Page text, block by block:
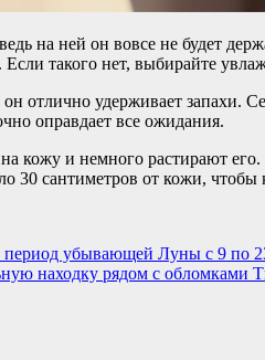
на ней он вовсе не будет
такого нет, выбирайте
отлично удерживает запахи.
оправдает все ожидания.
кожу и немного растирают
30 сантиметров от кожи, чтобы
период убывающей Луны с 9 по
находку рядом с обломками